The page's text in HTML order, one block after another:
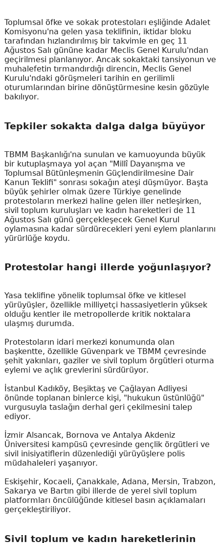
Toplumsal öfke ve sokak protestoları eşliğinde Adalet
Komisyonu'na gelen yasa teklifinin, iktidar bloku
tarafından hızlandırılmış bir takvimle en geç 11
Ağustos Salı gününe kadar Meclis Genel Kurulu'ndan
geçirilmesi planlanıyor. Ancak sokaktaki tansiyonun ve
muhalefetin tırmandırdığı direncin, Meclis Genel
Kurulu'ndaki görüşmeleri tarihin en gerilimli
oturumlarından birine dönüştürmesine kesin gözüyle
bakılıyor.
Tepkiler sokakta dalga dalga büyüyor
TBMM Başkanlığı'na sunulan ve kamuoyunda büyük
bir kutuplaşmaya yol açan "Millî Dayanışma ve
Toplumsal Bütünleşmenin Güçlendirilmesine Dair
Kanun Teklifi" sonrası sokağın ateşi düşmüyor. Başta
büyük şehirler olmak üzere Türkiye genelinde
protestoların merkezi haline gelen iller netleşirken,
sivil toplum kuruluşları ve kadın hareketleri de 11
Ağustos Salı günü gerçekleşecek Genel Kurul
oylamasına kadar sürdürecekleri yeni eylem planlarını
yürürlüğe koydu.
Protestolar hangi illerde yoğunlaşıyor?
Yasa teklifine yönelik toplumsal öfke ve kitlesel
yürüyüşler, özellikle milliyetçi hassasiyetlerin yüksek
olduğu kentler ile metropollerde kritik noktalara
ulaşmış durumda.
Protestoların idari merkezi konumunda olan
başkentte, özellikle Güvenpark ve TBMM çevresinde
şehit yakınları, gaziler ve sivil toplum örgütleri oturma
eylemi ve açlık grevlerini sürdürüyor.
İstanbul Kadıköy, Beşiktaş ve Çağlayan Adliyesi
önünde toplanan binlerce kişi, "hukukun üstünlüğü"
vurgusuyla taslağın derhal geri çekilmesini talep
ediyor.
İzmir Alsancak, Bornova ve Antalya Akdeniz
Üniversitesi kampüsü çevresinde gençlik örgütleri ve
sivil inisiyatiflerin düzenlediği yürüyüşlere polis
müdahaleleri yaşanıyor.
Eskişehir, Kocaeli, Çanakkale, Adana, Mersin, Trabzon,
Sakarya ve Bartın gibi illerde de yerel sivil toplum
platformları öncülüğünde kitlesel basın açıklamaları
gerçekleştiriliyor.
Sivil toplum ve kadın hareketlerinin